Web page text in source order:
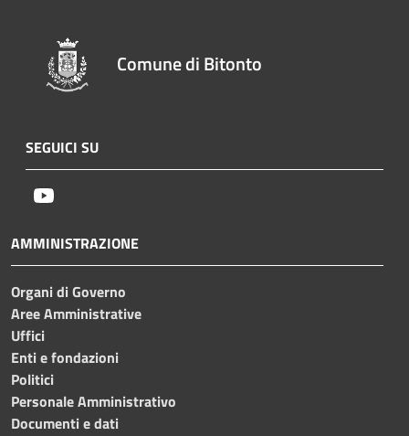
Comune di Bitonto
SEGUICI SU
AMMINISTRAZIONE
Organi di Governo
Aree Amministrative
Uffici
Enti e fondazioni
Politici
Personale Amministrativo
Documenti e dati